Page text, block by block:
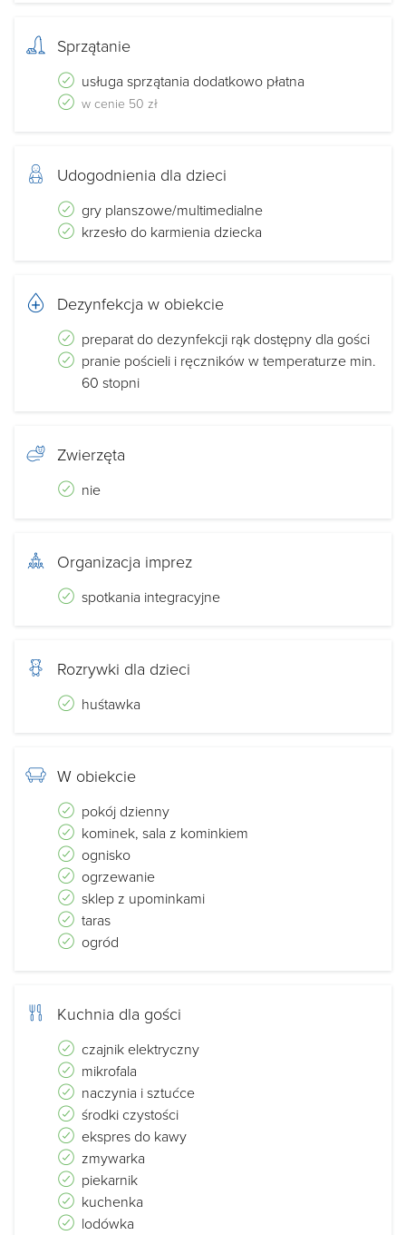
Sprzątanie
usługa sprzątania dodatkowo płatna
w cenie 50 zł
Udogodnienia dla dzieci
gry planszowe/multimedialne
krzesło do karmienia dziecka
Dezynfekcja w obiekcie
preparat do dezynfekcji rąk dostępny dla gości
pranie pościeli i ręczników w temperaturze min.
60 stopni
Zwierzęta
nie
Organizacja imprez
spotkania integracyjne
Rozrywki dla dzieci
huśtawka
W obiekcie
pokój dzienny
kominek, sala z kominkiem
ognisko
ogrzewanie
sklep z upominkami
taras
ogród
Kuchnia dla gości
czajnik elektryczny
mikrofala
naczynia i sztućce
środki czystości
ekspres do kawy
zmywarka
piekarnik
kuchenka
lodówka